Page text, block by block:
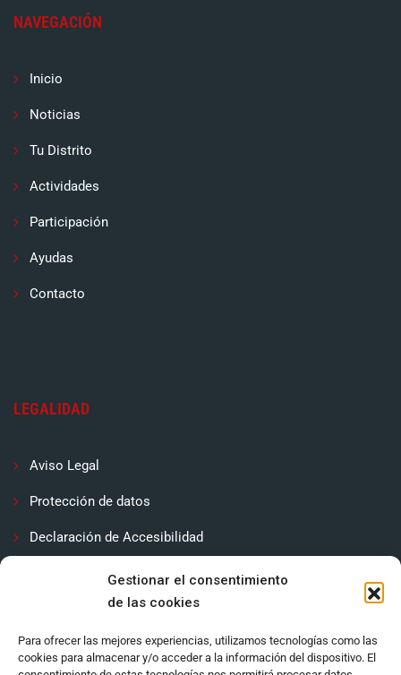
Gestionar el consentimiento
de las cookies
Para ofrecer las mejores experiencias, utilizamos tecnologías como las
cookies para almacenar y/o acceder a la información del dispositivo. El
NAVEGACIÓN
Inicio
Noticias
Tu Distrito
Actividades
Participación
Ayudas
Contacto
LEGALIDAD
Aviso Legal
Protección de datos
Declaración de Accesibilidad
Política de cookies (UE)